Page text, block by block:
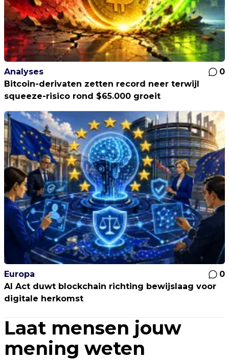
Analyses
0
Bitcoin-derivaten zetten record neer terwijl
squeeze-risico rond $65.000 groeit
Europa
0
AI Act duwt blockchain richting bewijslaag voor
digitale herkomst
Laat mensen jouw
mening weten